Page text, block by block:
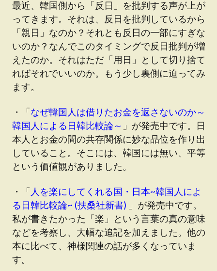
最近、韓国側から「反日」を批判する声が上が
ってきます。それは、反日を批判しているから
「親日」なのか？それとも反日の一部にすぎな
いのか？なんでこのタイミングで反日批判が増
えたのか。それはただ「用日」として切り捨て
ればそれでいいのか。もう少し裏側に迫ってみ
ます。
・「なぜ韓国人は借りたお金を返さないのか～
韓国人による日韓比較論～ 」が発売中です。日
本人とお金の間の共存関係に妙な品位を作り出
していること。そこには、韓国には無い、平等
という価値観がありました。
・「 人を楽にしてくれる国・日本~韓国人によ
る日韓比較論~ (扶桑社新書) 」が発売中です。
私が書きたかった「楽」という言葉の真の意味
などを考察し、大幅な追記を加えました。他の
本に比べて、神様関連の話が多くなっていま
す。